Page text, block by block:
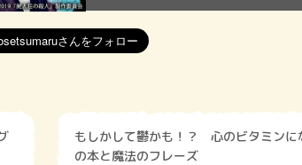
もしかして鬱かも！？ 心のビタミンに
の本と魔法のフレーズ